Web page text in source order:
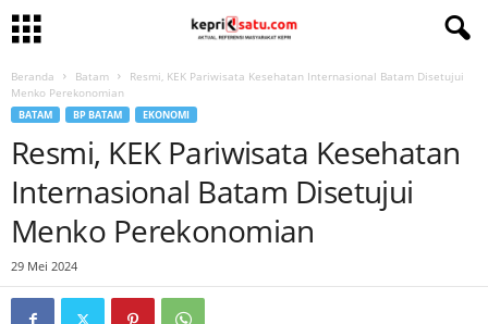
Beranda Batam
Resmi, KEK Pariwisata Kesehatan Internasional Batam Disetujui
Menko Perekonomian
BATAM BP BATAM EKONOMI
Resmi, KEK Pariwisata Kesehatan
Internasional Batam Disetujui
Menko Perekonomian
29 Mei 2024